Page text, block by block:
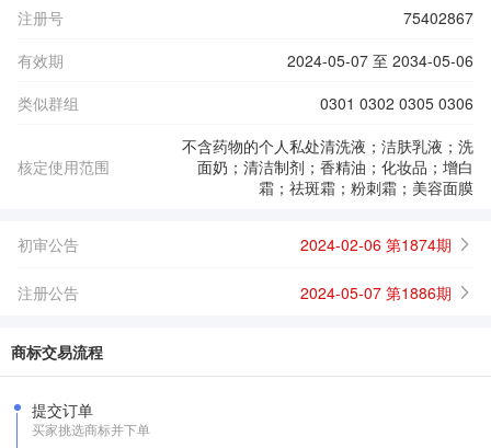
注册号
75402867
有效期
2024-05-07 至 2034-05-06
类似群组
0301 0302 0305 0306
核定使用范围
不含药物的个人私处清洗液；洁肤乳液；洗
面奶；清洁制剂；香精油；化妆品；增白
霜；祛斑霜；粉刺霜；美容面膜
初审公告 2024-02-06 第1874期
注册公告 2024-05-07 第1886期
商标交易流程
提交订单
买家挑选商标并下单